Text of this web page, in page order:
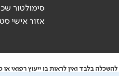
סימולטור
אזור אישי
בלבד ואין לראות בו ייעוץ רפואי